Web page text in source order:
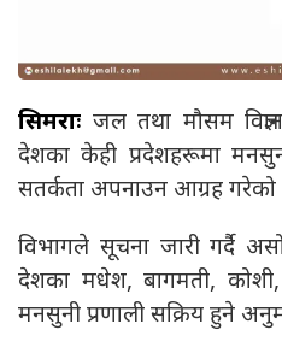
सिमराः जल तथा मौसम
देशका केही प्रदेशहरूमा
सतर्कता अपनाउन आग्रह
विभागले सूचना जारी गर्दै
देशका मधेश, बागमती, कोशी,
मनसुनी प्रणाली सक्रिय हुने